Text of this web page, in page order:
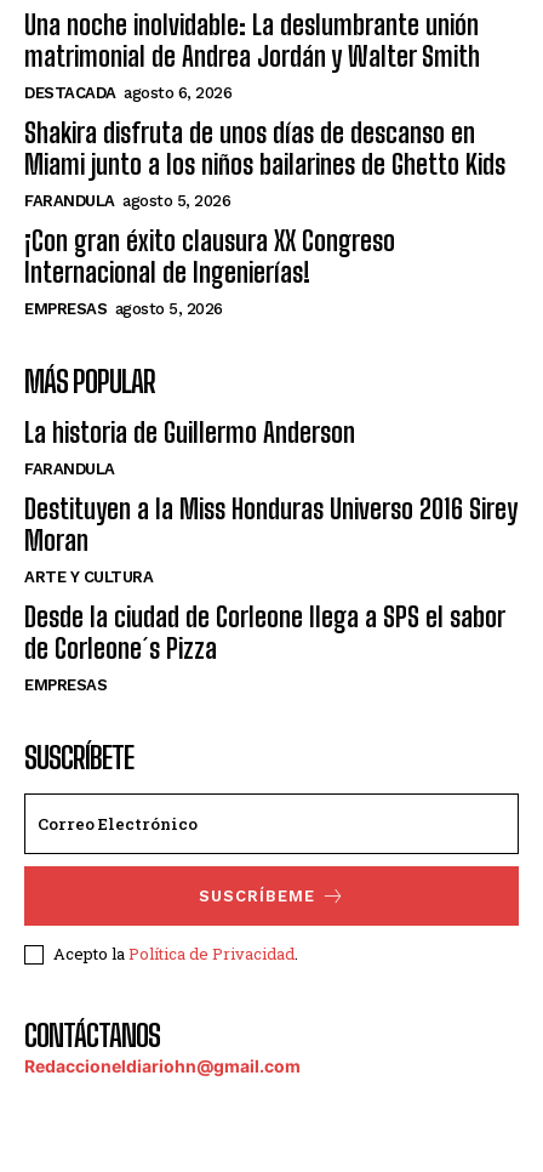
Una noche inolvidable: La deslumbrante unión
matrimonial de Andrea Jordán y Walter Smith
DESTACADA agosto 6, 2026
Shakira disfruta de unos días de descanso en
Miami junto a los niños bailarines de Ghetto Kids
FARANDULA agosto 5, 2026
¡Con gran éxito clausura XX Congreso
Internacional de Ingenierías!
EMPRESAS agosto 5, 2026
MÁS POPULAR
La historia de Guillermo Anderson
FARANDULA
Destituyen a la Miss Honduras Universo 2016 Sirey
Moran
ARTE Y CULTURA
Desde la ciudad de Corleone llega a SPS el sabor
de Corleone´s Pizza
EMPRESAS
SUSCRÍBETE
SUSCRÍBEME
Acepto laPolítica de Privacidad.
CONTÁCTANOS
Redaccioneldiariohn@gmail.com